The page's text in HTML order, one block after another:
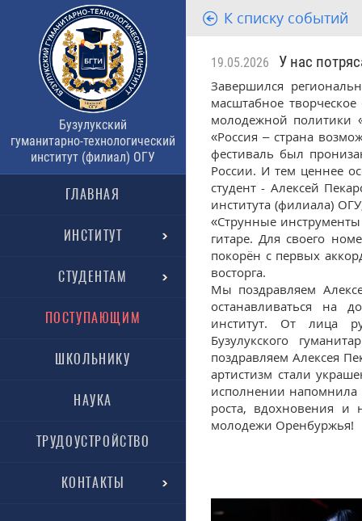
Бузулукский
гуманитарно-технологический
институт (филиал) ОГУ
ГЛАВНАЯ
ИНСТИТУТ
СТУДЕНТАМ
ПОСТУПАЮЩИМ
ШКОЛЬНИКУ
НАУКА
ТРУДОУСТРОЙСТВО
КОНТАКТЫ
К списку событий
19.05.2026 У нас
Завершился
масштабное
молодежной политики
«Россия – страна
фестиваль был
России. И тем ценнее
студент - Алексей
института (филиала)
«Струнные
гитаре. Для своего
покорён с первых
восторга.
Мы поздравляем
останавливаться на
институт. От лица
Бузулукского
поздравляем Алексея
артистизм стали
исполнении напомнила
роста, вдохновения и
молодежи Оренбуржья!